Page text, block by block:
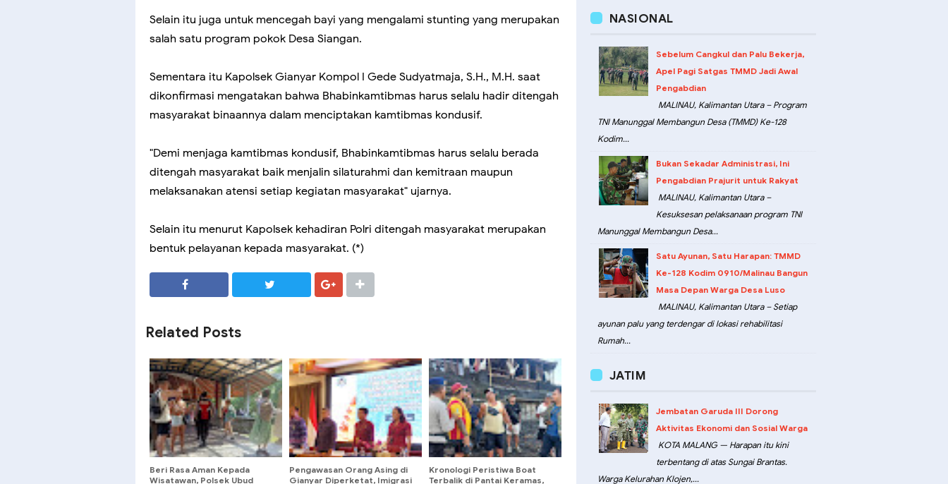
Selain itu juga untuk mencegah bayi yang mengalami stunting yang merupakan
salah satu program pokok Desa Siangan.
Sementara itu Kapolsek Gianyar Kompol I Gede Sudyatmaja, S.H., M.H. saat
dikonfirmasi mengatakan bahwa Bhabinkamtibmas harus selalu hadir ditengah
masyarakat binaannya dalam menciptakan kamtibmas kondusif.
"Demi menjaga kamtibmas kondusif, Bhabinkamtibmas harus selalu berada
ditengah masyarakat baik menjalin silaturahmi dan kemitraan maupun
melaksanakan atensi setiap kegiatan masyarakat" ujarnya.
Selain itu menurut Kapolsek kehadiran Polri ditengah masyarakat merupakan
bentuk pelayanan kepada masyarakat. (*)
Related Posts
Beri Rasa Aman Kepada
Wisatawan, Polsek Ubud
Pengawasan Orang Asing di
Gianyar Diperketat, Imigrasi
Kronologi Peristiwa Boat
Terbalik di Pantai Keramas,
NASIONAL
Sebelum Cangkul dan Palu Bekerja,
Apel Pagi Satgas TMMD Jadi Awal
Pengabdian
MALINAU, Kalimantan Utara – Program
TNI Manunggal Membangun Desa (TMMD) Ke-128
Kodim...
Bukan Sekadar Administrasi, Ini
Pengabdian Prajurit untuk Rakyat
MALINAU, Kalimantan Utara –
Kesuksesan pelaksanaan program TNI
Manunggal Membangun Desa...
Satu Ayunan, Satu Harapan: TMMD
Ke-128 Kodim 0910/Malinau Bangun
Masa Depan Warga Desa Luso
MALINAU, Kalimantan Utara – Setiap
ayunan palu yang terdengar di lokasi rehabilitasi
Rumah...
JATIM
Jembatan Garuda III Dorong
Aktivitas Ekonomi dan Sosial Warga
KOTA MALANG — Harapan itu kini
terbentang di atas Sungai Brantas.
Warga Kelurahan Klojen,...